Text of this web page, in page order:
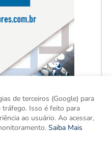
de terceiros (Google) para
tráfego. Isso é feito para
ao usuário. Ao acessar,
Saiba Mais